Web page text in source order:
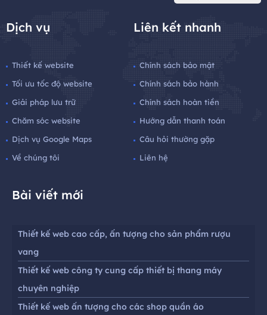
Dịch vụ
Thiết kế website
Tối ưu tốc độ website
Giải pháp lưu trữ
Chăm sóc website
Dịch vụ Google Maps
Về chúng tôi
Liên kết nhanh
Chính sách bảo mật
Chính sách bảo hành
Chính sách hoàn tiền
Hướng dẫn thanh toán
Câu hỏi thường gặp
Liên hệ
Bài viết mới
Thiết kế web cao cấp, ấn tượng cho sản phẩm rượu
vang
Thiết kế web công ty cung cấp thiết bị thang máy
chuyên nghiệp
Thiết kế web ấn tượng cho các shop quần áo